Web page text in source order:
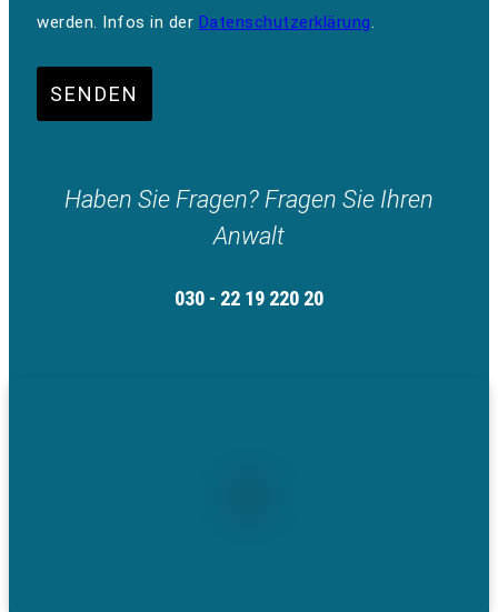
werden. Infos in der Datenschutzerklärung.
SENDEN
Haben Sie Fragen? Fragen Sie Ihren
Anwalt
030 - 22 19 220 20